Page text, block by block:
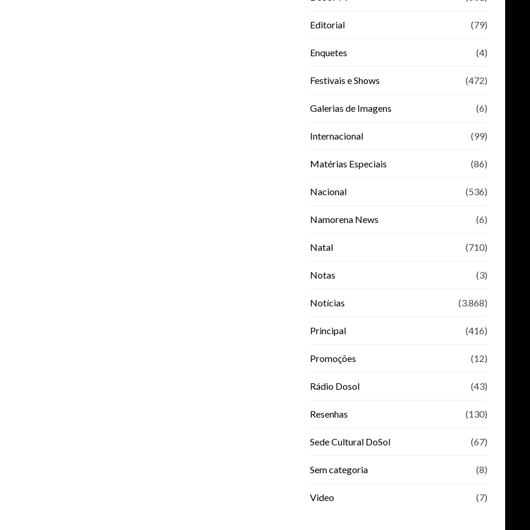
Editorial (79)
Enquetes (4)
Festivais e Shows (472)
Galerias de Imagens (6)
Internacional (99)
Matérias Especiais (86)
Nacional (536)
Namorena News (6)
Natal (710)
Notas (3)
Notícias (3.868)
Principal (416)
Promoções (12)
Rádio Dosol (43)
Resenhas (130)
Sede Cultural DoSol (67)
Sem categoria (8)
Video (7)